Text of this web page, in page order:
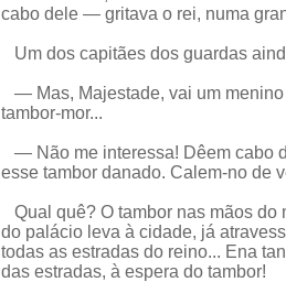
cabo dele — gritava o rei, numa
Um dos capitães dos guardas
— Mas, Majestade, vai um
tambor-mor...
— Não me interessa! Dêem cabo
esse tambor danado. Calem-no de
Qual quê? O tambor nas mãos
do palácio leva à cidade, já
todas as estradas do reino... Ena
das estradas, à espera do tambor!